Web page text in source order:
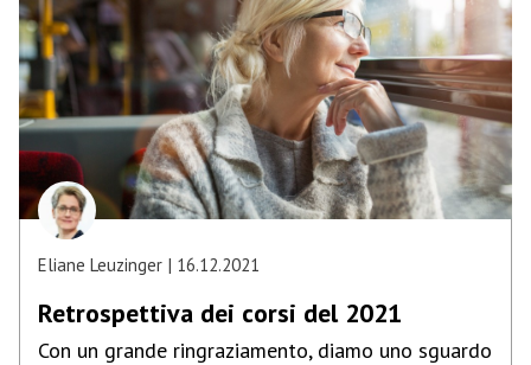
Eliane Leuzinger 16.12.2021
Retrospettiva dei corsi del 2021
Con un grande ringraziamento, diamo uno sguardo